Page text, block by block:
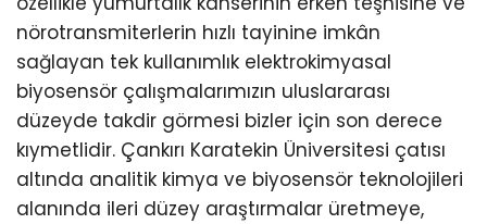
nörotransmiterlerin hızlı tayinine imkân
sağlayan tek kullanımlık elektrokimyasal
biyosensör çalışmalarımızın uluslararası
düzeyde takdir görmesi bizler için son derece
kıymetlidir. Çankırı Karatekin Üniversitesi çatısı
altında analitik kimya ve biyosensör teknolojileri
alanında ileri düzey araştırmalar üretmeye,